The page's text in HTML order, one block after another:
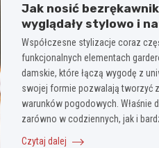
Jak nosić
wyglądały stylowo i
Współczesne stylizacje coraz
funkcjonalnych elementach
damskie, które łączą wygodę z
swojej formie pozwalają tworzyć
warunków pogodowych. Właśnie
zarówno w codziennych, jak i
Czytaj dalej